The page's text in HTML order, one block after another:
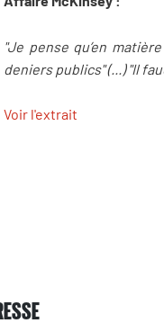
"Je pense qu’en
deniers publics" (...) "Il
Voir l'extrait